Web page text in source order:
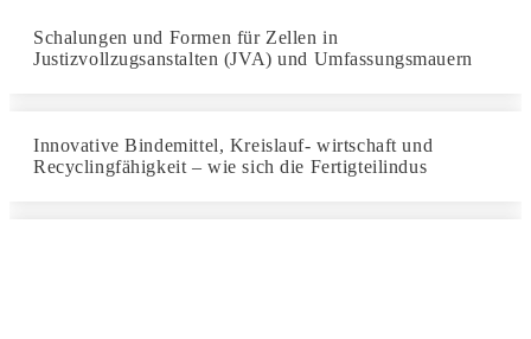
Schalungen und Formen für Zellen in
Justizvollzugsanstalten (JVA) und Umfassungsmauern
Innovative Bindemittel, Kreislauf- wirtschaft und
Recyclingfähigkeit – wie sich die Fertigteilindus